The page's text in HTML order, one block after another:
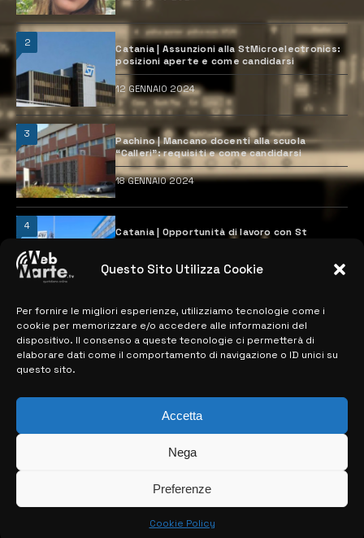
Questo Sito Utilizza Cookie
Per fornire le migliori esperienze, utilizziamo tecnologie come i
cookie per memorizzare e/o accedere alle informazioni del
dispositivo. Il consenso a queste tecnologie ci permetterà di
elaborare dati come il comportamento di navigazione o ID unici su
questo sito.
Accetta
Nega
Preferenze
Cookie Policy
2
Catania | Assunzioni alla StMicroelectronics:
posizioni aperte e come candidarsi
12 GENNAIO 2024
3
Pachino | Mancano docenti alla scuola
“Calleri”: requisiti e come candidarsi
18 GENNAIO 2024
4
Catania | Opportunità di lavoro con St
28 MARZO 2024
MAPPA DEL SITO
> NOTIZIE
> CONTATTI